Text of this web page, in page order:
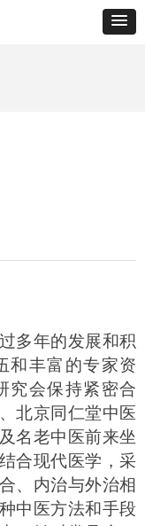
多年的发展和积
和丰富的专家资
究会保持紧密合
北京同仁堂中医
名老中医前来坐
合现代医学，采
、内治与外治相
中医方法和手段